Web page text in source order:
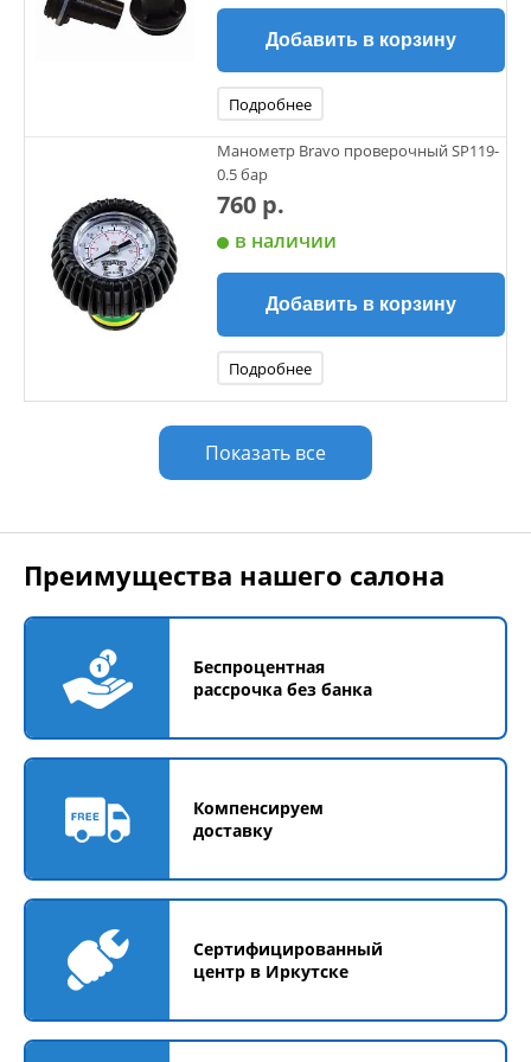
Добавить в корзину
Подробнее
Манометр Bravo проверочный SP119-
0.5 бар
760 р.
в наличии
Добавить в корзину
Подробнее
Показать все
Преимущества нашего салона
Беспроцентная
рассрочка без банка
Компенсируем
доставку
Сертифицированный
центр в Иркутске